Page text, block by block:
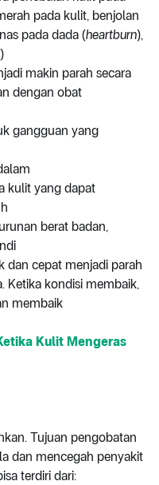
pada kulit, benjolan
pada dada (heartburn),
makin parah secara
dengan obat
gangguan yang
kulit yang dapat
berat badan,
dan cepat menjadi parah
Ketika kondisi membaik,
membaik
Kulit Mengeras
Tujuan pengobatan
dan mencegah penyakit
terdiri dari: